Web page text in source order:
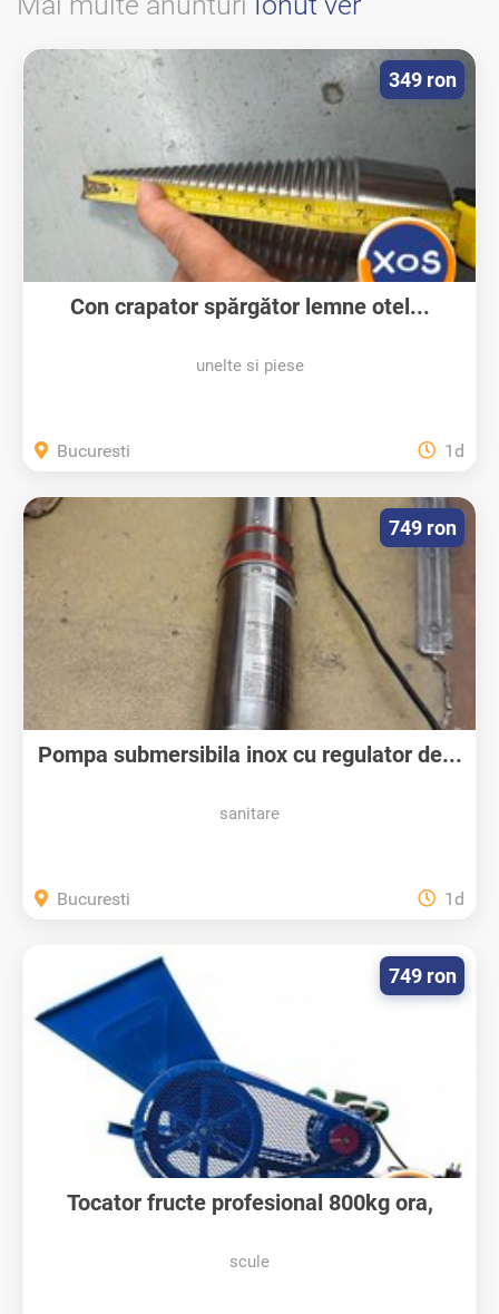
Con crapator spărgător lemne otel...
unelte si piese
349 ron
Bucuresti 1d
Pompa submersibila inox cu regulator de...
sanitare
749 ron
Bucuresti 1d
Tocator fructe profesional 800kg ora,
scule
749 ron